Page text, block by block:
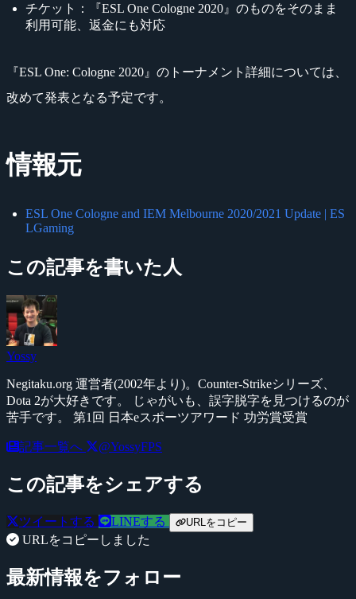
チケット：『ESL One Cologne 2020』のものをそのまま
利用可能、返金にも対応
『ESL One: Cologne 2020』のトーナメント詳細については、
改めて発表となる予定です。
情報元
ESL One Cologne and IEM Melbourne 2020/2021 Update | ES
LGaming
この記事を書いた人
Yossy
Negitaku.org 運営者(2002年より)。Counter-Strikeシリーズ、
Dota 2が大好きです。 じゃがいも、誤字脱字を見つけるのが
苦手です。 第1回 日本eスポーツアワード 功労賞受賞
記事一覧へ @YossyFPS
この記事をシェアする
ツイートする LINEする URLをコピー
URLをコピーしました
最新情報をフォロー